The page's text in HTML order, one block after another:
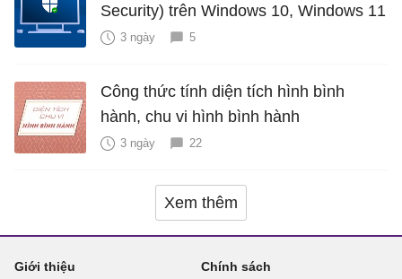
Security) trên Windows 10, Windows 11
3 ngày 5
Công thức tính diện tích hình bình
hành, chu vi hình bình hành
3 ngày 22
Xem thêm
Giới thiệu Chính sách